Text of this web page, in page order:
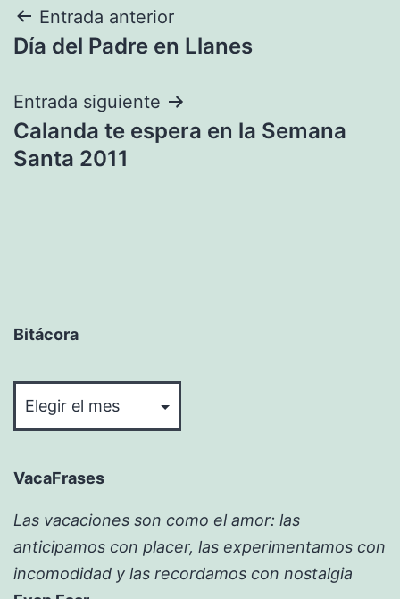
Navegación
de
entradas
Entrada anterior
Día del Padre en Llanes
Entrada siguiente
Calanda te espera en la Semana
Santa 2011
Bitácora
VacaFrases
Las vacaciones son como el amor: las
anticipamos con placer, las experimentamos con
incomodidad y las recordamos con nostalgia